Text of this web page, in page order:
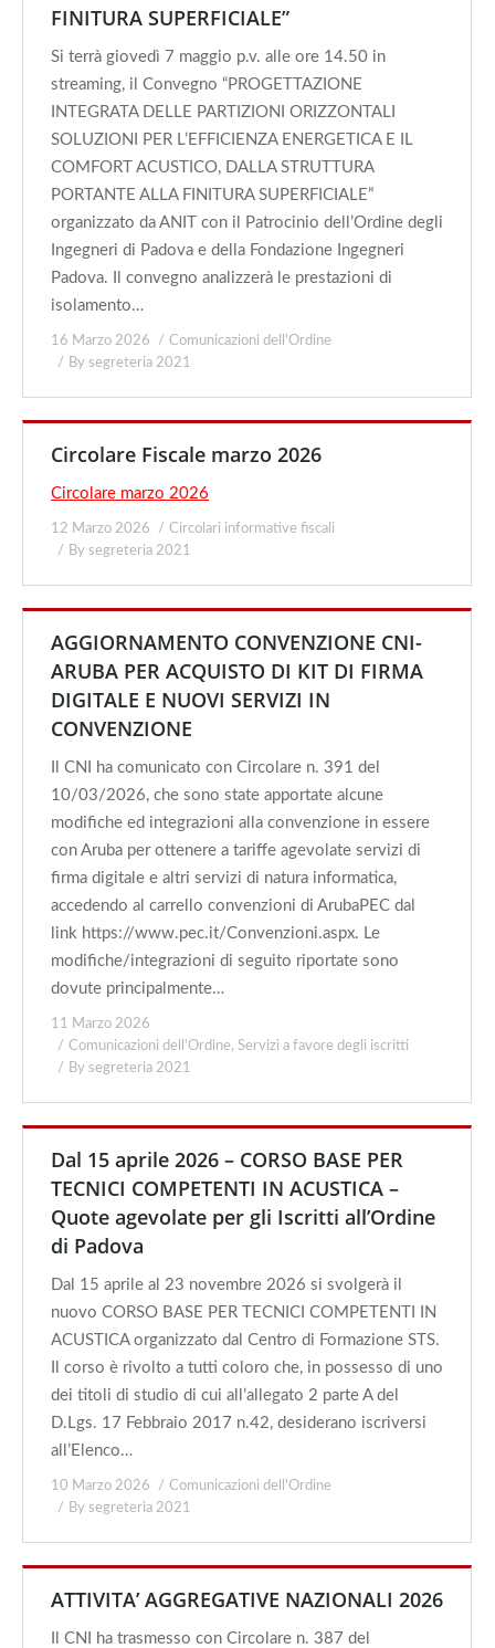
FINITURA SUPERFICIALE”
Si terrà giovedì 7 maggio p.v. alle ore 14.50 in
streaming, il Convegno “PROGETTAZIONE
INTEGRATA DELLE PARTIZIONI ORIZZONTALI
SOLUZIONI PER L’EFFICIENZA ENERGETICA E IL
COMFORT ACUSTICO, DALLA STRUTTURA
PORTANTE ALLA FINITURA SUPERFICIALE”
organizzato da ANIT con il Patrocinio dell’Ordine degli
Ingegneri di Padova e della Fondazione Ingegneri
Padova. Il convegno analizzerà le prestazioni di
isolamento…
16 Marzo 2026
Comunicazioni dell'Ordine
By segreteria 2021
Circolare Fiscale marzo 2026
Circolare marzo 2026
12 Marzo 2026
Circolari informative fiscali
By segreteria 2021
AGGIORNAMENTO CONVENZIONE CNI-
ARUBA PER ACQUISTO DI KIT DI FIRMA
DIGITALE E NUOVI SERVIZI IN
CONVENZIONE
Il CNI ha comunicato con Circolare n. 391 del
10/03/2026, che sono state apportate alcune
modifiche ed integrazioni alla convenzione in essere
con Aruba per ottenere a tariffe agevolate servizi di
firma digitale e altri servizi di natura informatica,
accedendo al carrello convenzioni di ArubaPEC dal
link https://www.pec.it/Convenzioni.aspx. Le
modifiche/integrazioni di seguito riportate sono
dovute principalmente…
11 Marzo 2026
Comunicazioni dell'Ordine, Servizi a favore degli iscritti
By segreteria 2021
Dal 15 aprile 2026 – CORSO BASE PER
TECNICI COMPETENTI IN ACUSTICA –
Quote agevolate per gli Iscritti all’Ordine
di Padova
Dal 15 aprile al 23 novembre 2026 si svolgerà il
nuovo CORSO BASE PER TECNICI COMPETENTI IN
ACUSTICA organizzato dal Centro di Formazione STS.
Il corso è rivolto a tutti coloro che, in possesso di uno
dei titoli di studio di cui all’allegato 2 parte A del
D.Lgs. 17 Febbraio 2017 n.42, desiderano iscriversi
all’Elenco…
10 Marzo 2026
Comunicazioni dell'Ordine
By segreteria 2021
ATTIVITA’ AGGREGATIVE NAZIONALI 2026
Il CNI ha trasmesso con Circolare n. 387 del